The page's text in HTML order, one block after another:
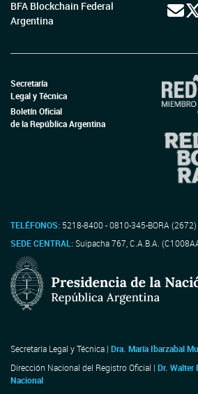
BFA Blockchain Federal
Argentina
Secretaría
Legal y Técnica
Boletín Oficial
de la República Argentina
TELÉFONOS: 5218-8400 - 0810-345-BORA (2672)
SEDE CENTRAL:Suipacha 767, C.A.B.A.
Secretaría Legal y Técnica | Dra. María Ibarzabal
Dirección Nacional del Registro Oficial | Dr. Walter
Nacional